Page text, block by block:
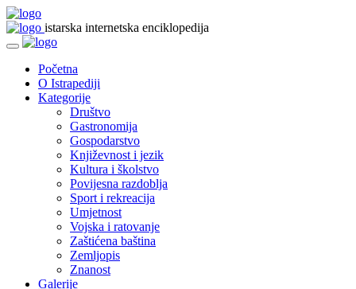
istarska internetska enciklopedija
Početna
O Istrapediji
Kategorije
Društvo
Gastronomija
Gospodarstvo
Književnost i jezik
Kultura i školstvo
Povijesna razdoblja
Sport i rekreacija
Umjetnost
Vojska i ratovanje
Zaštićena baština
Zemljopis
Znanost
Galerije